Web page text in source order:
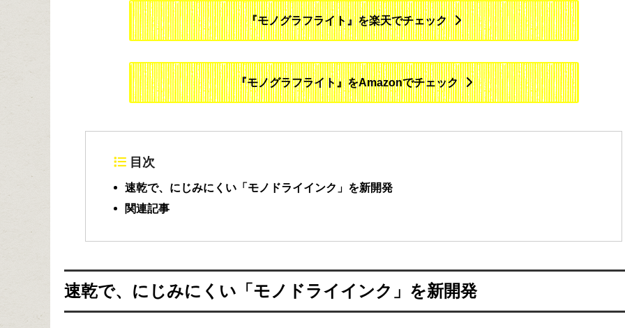
『モノグラフライト』を楽天でチェック
『モノグラフライト』をAmazonでチェック
目次
速乾で、にじみにくい「モノドライインク」を新開発
関連記事
速乾で、にじみにくい「モノドライインク」を新開発